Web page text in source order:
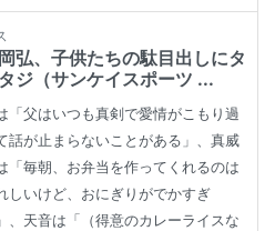
弘、子供たちの駄目出しにタ
ジ（サンケイスポーツ ...
「父はいつも真剣で愛情がこもり過
話が止まらないことがある」、真威
「毎朝、お弁当を作ってくれるのは
しいけど、おにぎりがでかすぎ
、天音は「（得意のカレーライスな